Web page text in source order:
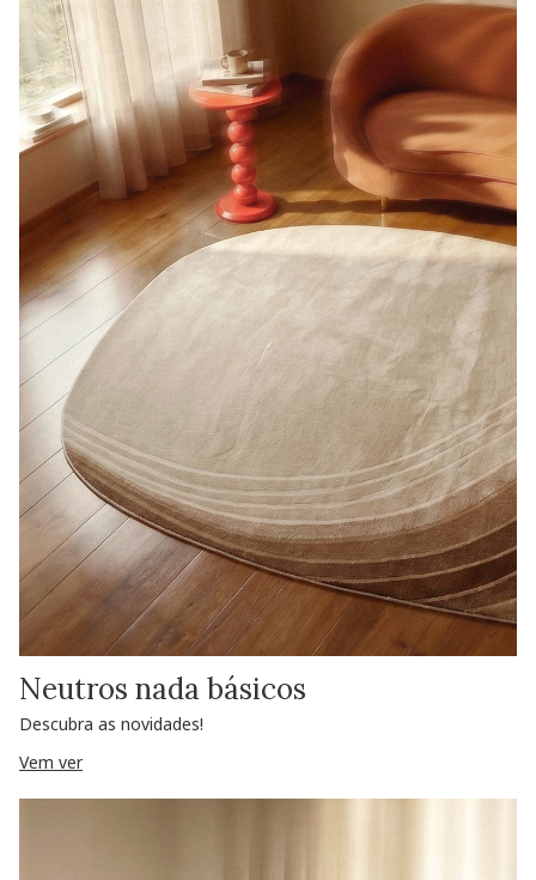
Neutros nada básicos
Descubra as novidades!
Vem ver